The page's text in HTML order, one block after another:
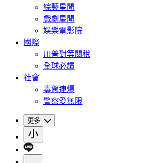
綜藝星聞
戲劇星聞
娛樂電影院
國際
川普對等關稅
全球必讀
社會
毒駕連爆
警察愛無限
更多